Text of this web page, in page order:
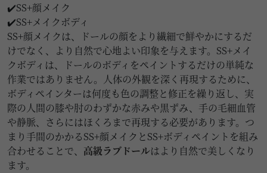
✔️SS+顔メイク
✔️SS+メイクボディ
SS+顔メイクは、ドールの顔をより繊細で鮮やかにするだ
けでなく、より自然で心地よい印象を与えます。SS+メイ
クボディは、ドールのボディをペイントするだけの単純な
作業ではありません。人体の外観を深く再現するために、
ボディペインターは何度も色の調整と修正を繰り返し、実
際の人間の膝や肘のわずかな赤みや黒ずみ、手の毛細血管
や静脈、さらにはほくろまで再現する必要があります。つ
まり手間のかかるSS+顔メイクとSS+ボディペイントを組み
合わせることで、 高級ラブドールはより自然で美しくなり
ます。